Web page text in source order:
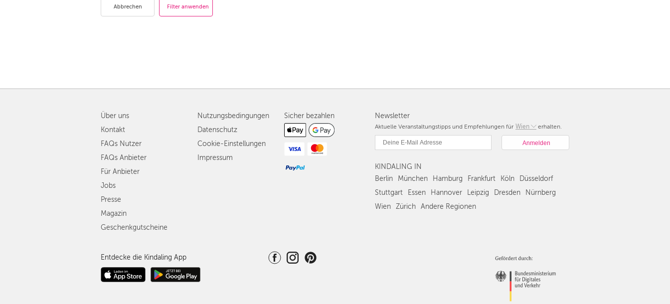
Abbrechen
Newsletter
Aktuelle Veranstaltungstipps und Empfehlungen für Wien
Berlin
Hamburg
Köln
Nürnberg
Wien
Zürich
Regionen
erhalten.
KINDALING IN
Berlin
München Hamburg Frankfurt Köln
Düsseldorf
Stuttgart
Essen Hannover Leipzig Dresden
Nürnberg
Wien
Zürich Andere Regionen
Über uns
Kontakt
FAQs Nutzer
FAQs Anbieter
Für Anbieter
Jobs
Presse
Magazin
Geschenkgutscheine
Nutzungsbedingungen
Datenschutz
Cookie-Einstellungen
Impressum
Sicher bezahlen
Entdecke die Kindaling App